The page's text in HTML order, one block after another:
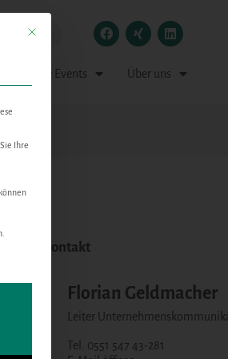
Medien & Events Über uns
Kontakt
Florian Geldmacher
Leiter
Tel. 0551 547 43-281
Mit diesem Button wird der Dialog geschlossen.
Ihre
Die erste Service-Gruppe ist essenziell